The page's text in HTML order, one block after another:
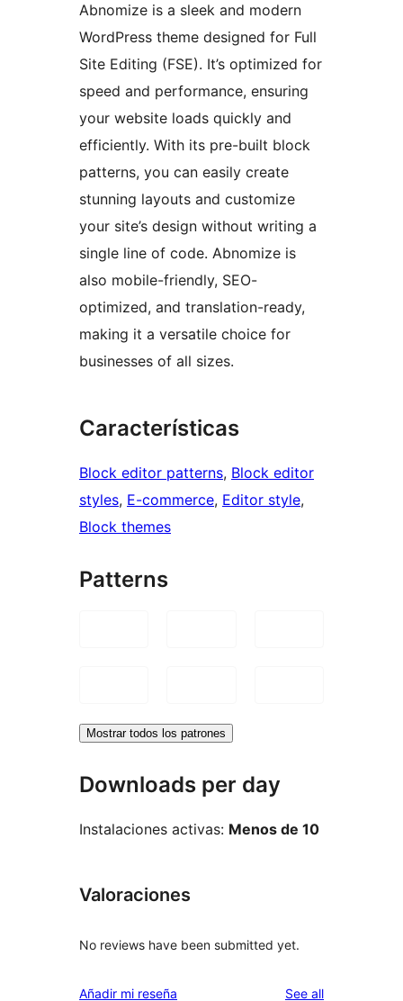
Abnomize is a sleek and modern
WordPress theme designed for Full
Site Editing (FSE). It’s optimized for
speed and performance, ensuring
your website loads quickly and
efficiently. With its pre-built block
patterns, you can easily create
stunning layouts and customize
your site’s design without writing a
single line of code. Abnomize is
also mobile-friendly, SEO-
optimized, and translation-ready,
making it a versatile choice for
businesses of all sizes.
Características
Block editor patterns, Block editor
styles, E-commerce, Editor style
Block themes
Patterns
Mostrar todos los patrones
Downloads per day
Instalaciones activas: Menos de 10
Valoraciones
No reviews have been submitted yet.
Añadir mi reseña See allreviews